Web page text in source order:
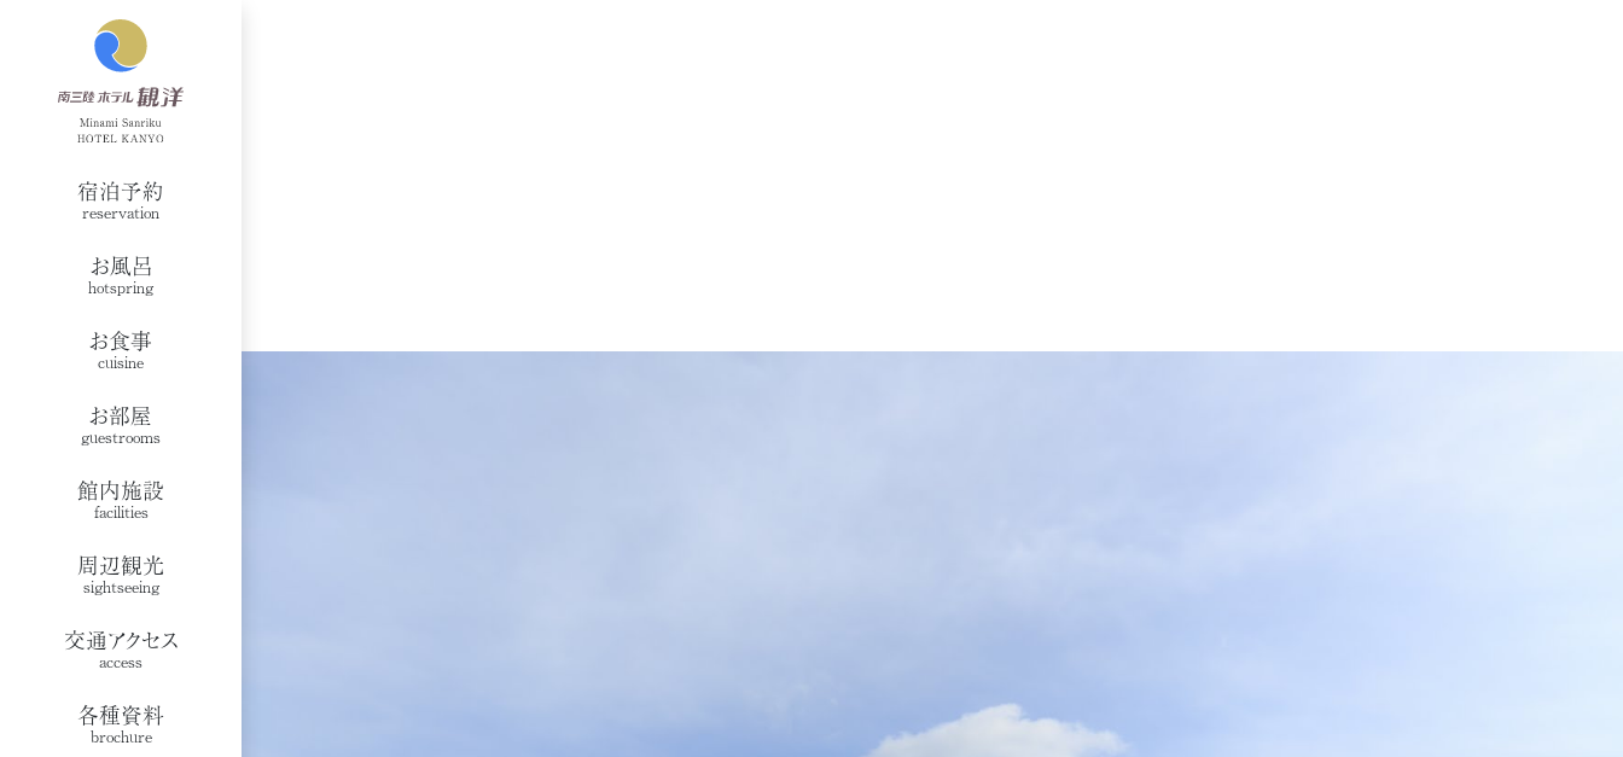
宿泊予約
reservation
お風呂
hotspring
お食事
cuisine
お部屋
guestrooms
館内施設
facilities
周辺観光
sightseeing
交通アクセス
access
各種資料
brochure